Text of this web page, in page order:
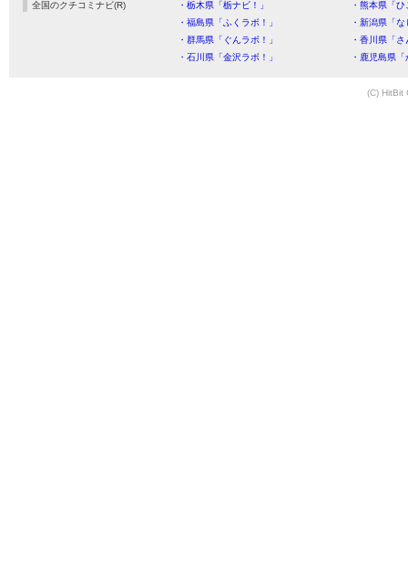
全国のクチコミナビ(R) ・栃木県「栃ナビ！」
・熊本県「
・福島県「ふくラボ！」
・新潟県「
・群馬県「ぐんラボ！」
・香川県「
・石川県「金沢ラボ！」
・鹿児島県
(C) HitBit